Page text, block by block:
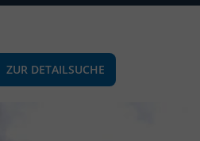
ZUR DETAILSUCHE